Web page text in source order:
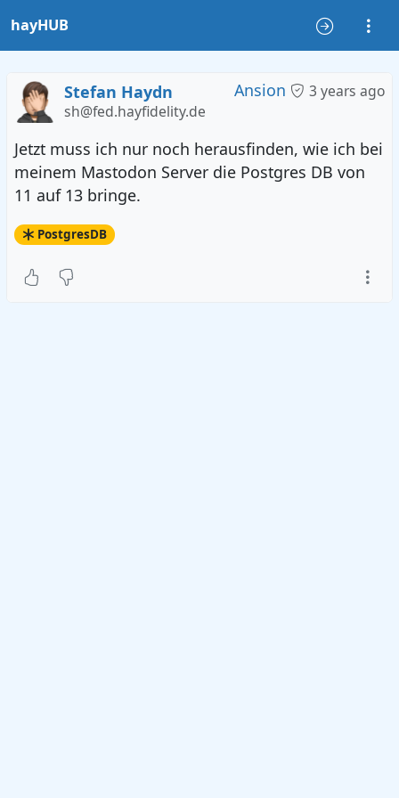
hayHUB
Ansion 3 years ago
Stefan Haydn
sh@fed.hayfidelity.de
Jetzt muss ich nur noch herausfinden, wie ich bei
meinem Mastodon Server die Postgres DB von
11 auf 13 bringe.
PostgresDB